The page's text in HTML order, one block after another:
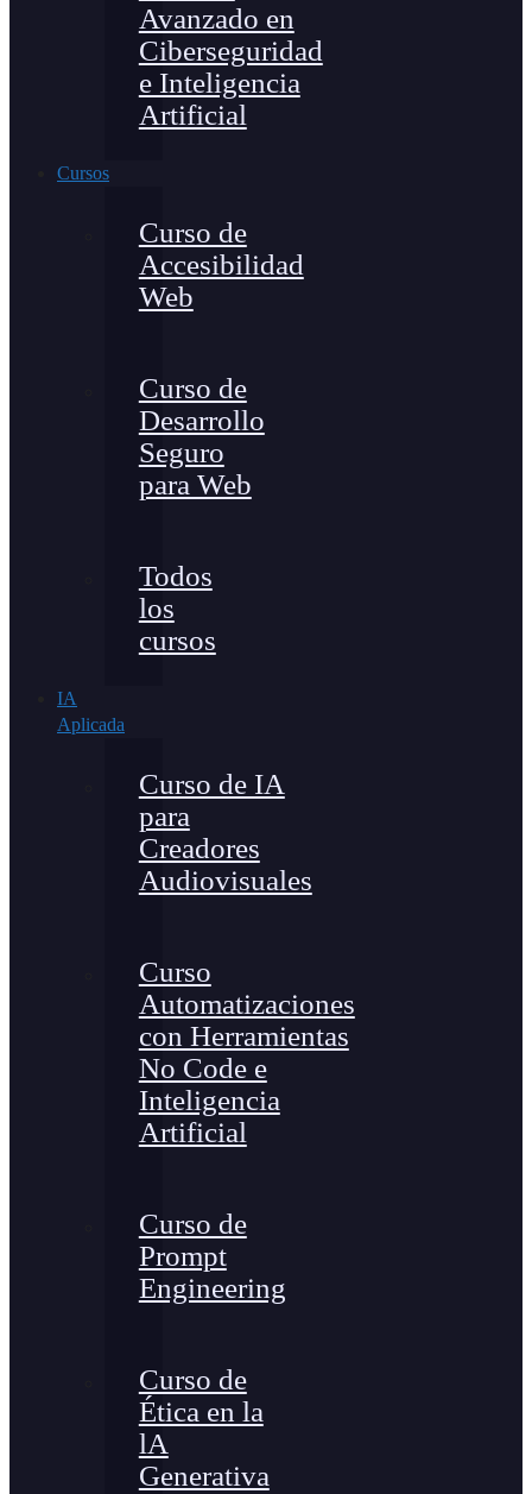
Avanzado en
Ciberseguridad
e Inteligencia
Artificial
Cursos
Curso de
Accesibilidad
Web
Curso de
Desarrollo
Seguro
para Web
Todos
los
cursos
IA
Aplicada
Curso de IA
para
Creadores
Audiovisuales
Curso
Automatizaciones
con Herramientas
No Code e
Inteligencia
Artificial
Curso de
Prompt
Engineering
Curso de
Ética en la
lA
Generativa